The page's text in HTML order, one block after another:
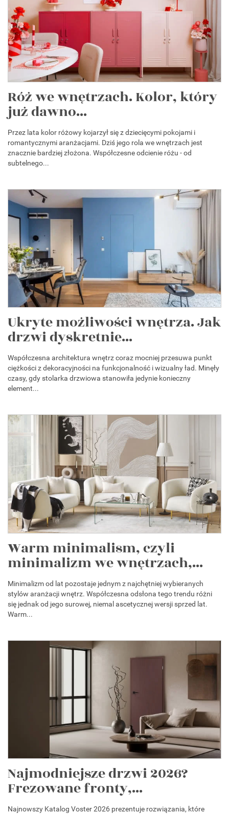
Róż we wnętrzach. Kolor, który
już dawno...
Przez lata kolor różowy kojarzył się z dziecięcymi pokojami i
romantycznymi aranżacjami. Dziś jego rola we wnętrzach jest
znacznie bardziej złożona. Współczesne odcienie różu - od
subtelnego...
Ukryte możliwości wnętrza. Jak
drzwi dyskretnie...
Współczesna architektura wnętrz coraz mocniej przesuwa punkt
ciężkości z dekoracyjności na funkcjonalność i wizualny ład. Minęły
czasy, gdy stolarka drzwiowa stanowiła jedynie konieczny
element...
Warm minimalism, czyli
minimalizm we wnętrzach,...
Minimalizm od lat pozostaje jednym z najchętniej wybieranych
stylów aranżacji wnętrz. Współczesna odsłona tego trendu różni
się jednak od jego surowej, niemal ascetycznej wersji sprzed lat.
Warm...
Najmodniejsze drzwi 2026?
Frezowane fronty,...
Najnowszy Katalog Voster 2026 prezentuje rozwiązania, które